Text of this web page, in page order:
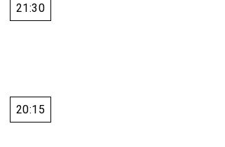
21:30
20:15